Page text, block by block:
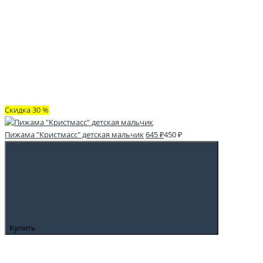
Скидка 30 %
Пижама "Кристмасс" детская мальчик645 ₽450 ₽
Купить